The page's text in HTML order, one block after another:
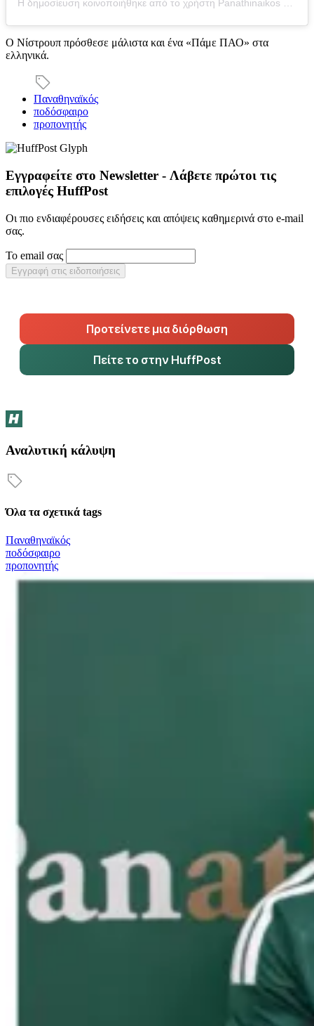
Ο Νίστρουπ πρόσθεσε μάλιστα και ένα «Πάμε ΠΑΟ» στα
ελληνικά.
Παναθηναϊκός
ποδόσφαιρο
προπονητής
Εγγραφείτε στο Newsletter - Λάβετε πρώτοι τις
επιλογές HuffPost
Οι πιο ενδιαφέρουσες ειδήσεις και απόψεις καθημερινά στο e-mail
σας.
Το email σας
Εγγραφή στις ειδοποιήσεις
Προτείνετε μια διόρθωση
Πείτε το στην HuffPost
Αναλυτική κάλυψη
Όλα τα σχετικά tags
Παναθηναϊκός
ποδόσφαιρο
προπονητής